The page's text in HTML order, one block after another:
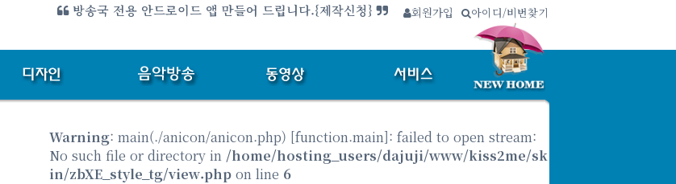
회원가입 아이디/비번찾기
방송국 전용 안드로이드 앱 만들어 드립니다.{제작신청}
Warning: main(./anicon/anicon.php) [function.main]: failed to open stream:
No such file or directory in /home/hosting_users/dajuji/www/kiss2me/sk
in/zbXE_style_tg/view.php on line 6